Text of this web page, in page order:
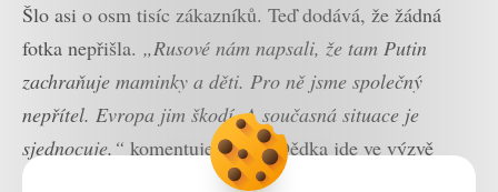
Šlo asi o osm tisíc zákazníků. Teď dodává, že žádná
fotka nepřišla. „Rusové nám napsali, že tam Putin
zachraňuje maminky a děti. Pro ně jsme společný
nepřítel. Evropa jim škodí. A současná situace je
sjednocuje,“ komentuje. Podle Dědka jde ve výzvě
především o to, aby ukázal politikům, že můžou konat.